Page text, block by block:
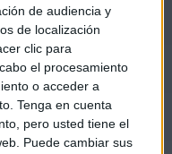
de audiencia y
de localización
clic para
el procesamiento
o acceder a
Tenga en cuenta
pero usted tiene el
Puede cambiar sus